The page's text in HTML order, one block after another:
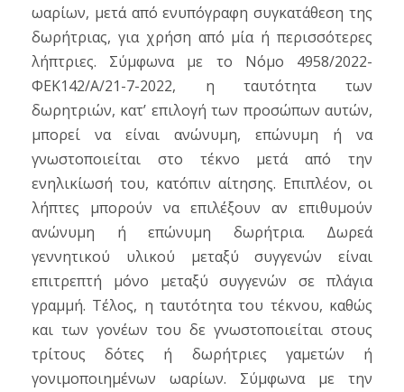
ωαρίων, μετά από ενυπόγραφη συγκατάθεση της
δωρήτριας, για χρήση από μία ή περισσότερες
λήπτριες. Σύμφωνα με το Νόμο 4958/2022-
ΦΕΚ142/Α/21-7-2022, η ταυτότητα των
δωρητριών, κατ’ επιλογή των προσώπων αυτών,
μπορεί να είναι ανώνυμη, επώνυμη ή να
γνωστοποιείται στο τέκνο μετά από την
ενηλικίωσή του, κατόπιν αίτησης. Επιπλέον, οι
λήπτες μπορούν να επιλέξουν αν επιθυμούν
ανώνυμη ή επώνυμη δωρήτρια. Δωρεά
γεννητικού υλικού μεταξύ συγγενών είναι
επιτρεπτή μόνο μεταξύ συγγενών σε πλάγια
γραμμή. Τέλος, η ταυτότητα του τέκνου, καθώς
και των γονέων του δε γνωστοποιείται στους
τρίτους δότες ή δωρήτριες γαμετών ή
γονιμοποιημένων ωαρίων. Σύμφωνα με την